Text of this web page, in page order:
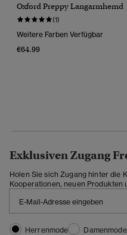
Oxford Preppy Langarmhemd
(1)
Weitere Farben Verfügbar
€64.99
Exklusiven Zugang
Holen Sie sich Zugang hinter die
Kooperationen, neuen Produkten
Herrenmode
Damenmode